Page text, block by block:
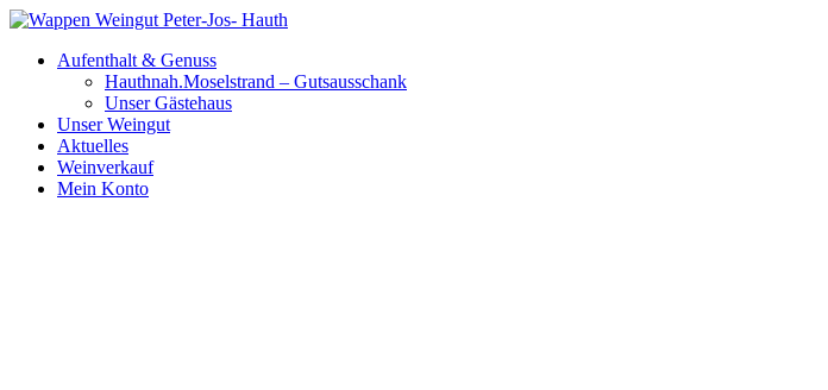
Zum
wechselnAufenthalt & Genuss
Hauthnah.Moselstrand – Gutsausschank
Unser Gästehaus
Unser Weingut
Aktuelles
Weinverkauf
Mein Konto